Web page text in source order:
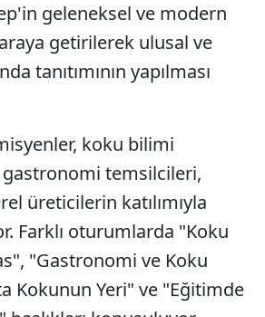
geleneksel ve modern
getirilerek ulusal ve
tanıtımının yapılması
koku bilimi
gastronomi temsilcileri,
üreticilerin katılımıyla
Farklı oturumlarda "Koku
"Gastronomi ve Koku
Kokunun Yeri" ve "Eğitimde